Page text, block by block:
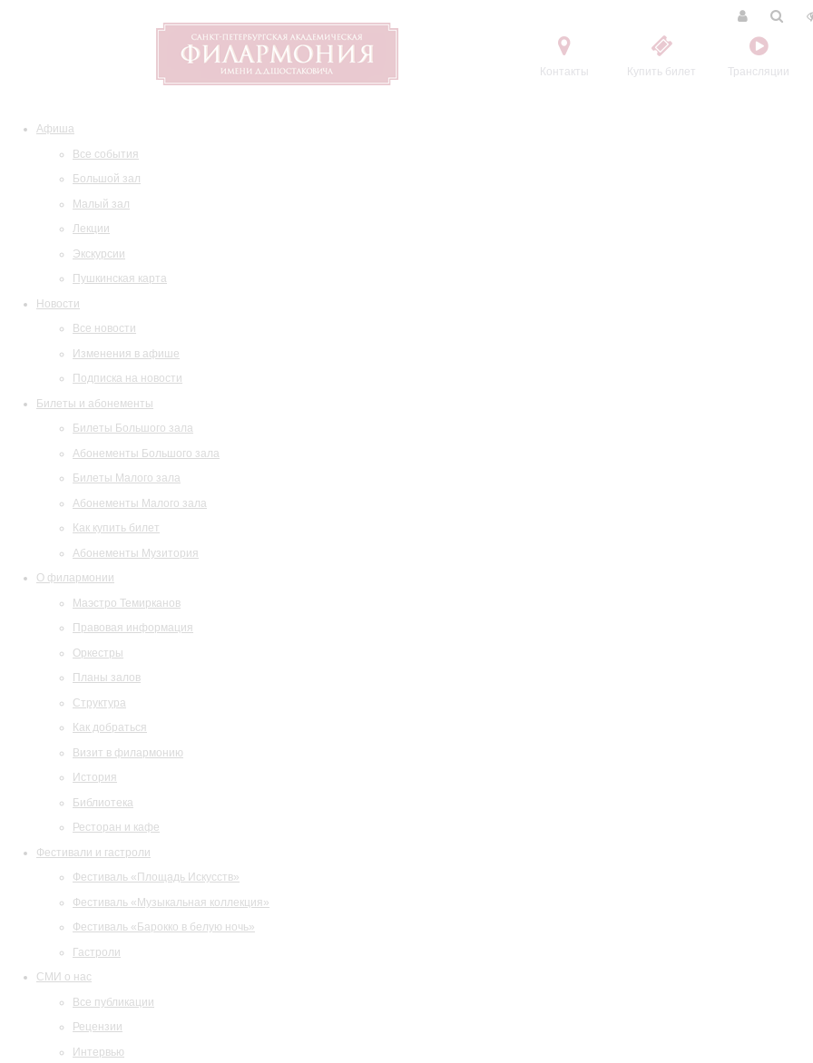
Контакты Купить билет Трансляции
Афиша
Все события
Большой зал
Малый зал
Лекции
Экскурсии
Пушкинская карта
Новости
Все новости
Изменения в афише
Подписка на новости
Билеты и абонементы
Билеты Большого зала
Абонементы Большого зала
Билеты Малого зала
Абонементы Малого зала
Как купить билет
Абонементы Музитория
О филармонии
Маэстро Темирканов
Правовая информация
Оркестры
Планы залов
Структура
Как добраться
Визит в филармонию
История
Библиотека
Ресторан и кафе
Фестивали и гастроли
Фестиваль «Площадь Искусств»
Фестиваль «Музыкальная коллекция»
Фестиваль «Барокко в белую ночь»
Гастроли
СМИ о нас
Все публикации
Рецензии
Интервью